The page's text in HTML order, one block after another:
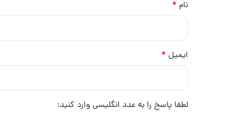
نام *
ایمیل *
لطفا پاسخ را به عدد انگلیسی وارد کنید: